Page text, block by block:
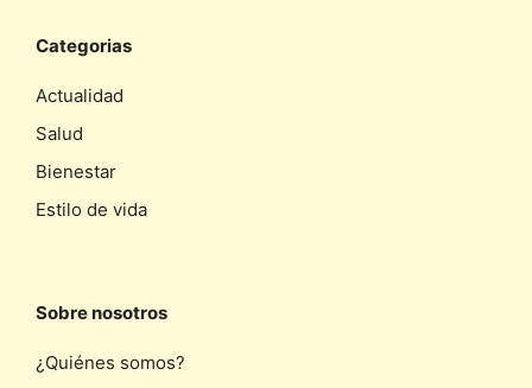
Categorias
Actualidad
Salud
Bienestar
Estilo de vida
Sobre nosotros
¿Quiénes somos?